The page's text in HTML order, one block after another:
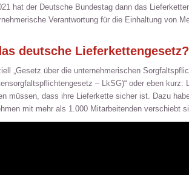
hat der Deutsche Bundestag dann das
Verantwortung für die Einhaltung von
deutsche Lieferkettengesetz?
„Gesetz über die unternehmerischen
– LkSG)“ oder eben
müssen, dass ihre Lieferkette sicher ist. Dazu
mit mehr als 1.000 Mitarbeitenden verschiebt